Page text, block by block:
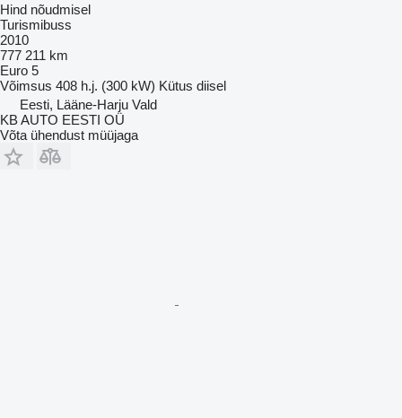
Hind nõudmisel
Turismibuss
2010
777 211 km
Euro 5
Võimsus 408 h.j. (300 kW) Kütus diisel
Eesti, Lääne-Harju Vald
KB AUTO EESTI OÜ
Võta ühendust müüjaga